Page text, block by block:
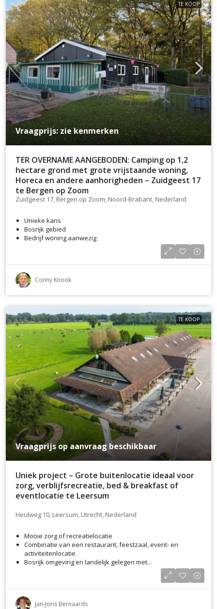
TE KOOP
Vraagprijs: zie kenmerken
TER OVERNAME AANGEBODEN: Camping op 1,2
hectare grond met grote vrijstaande woning,
Horeca en andere aanhorigheden – Zuidgeest 17
te Bergen op Zoom
Zuidgeest 17, Bergen op Zoom, Noord-Brabant, Nederland
Unieke kans
Bosrijk gebied
Bedrijf woning aanwezig
Conny Knook
TE KOOP
Vraagprijs op aanvraag beschikbaar
Uniek project – Grote buitenlocatie ideaal voor
zorg, verblijfsrecreatie, bed & breakfast of
eventlocatie te Leersum
Heulweg 10, Leersum, Utrecht, Nederland
Mooie zorg of recreatielocatie
Combinatie van een restaurant, feestzaal, event- en
activiteitenlocatie
Bosrijk omgeving en landelijk gelegen met...
Jan-Joris Bernaards